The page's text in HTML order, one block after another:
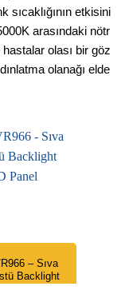
sıcaklığının etkisini
arasındaki nötr
olası bir göz
olanağı elde
– Sıva
Backlight